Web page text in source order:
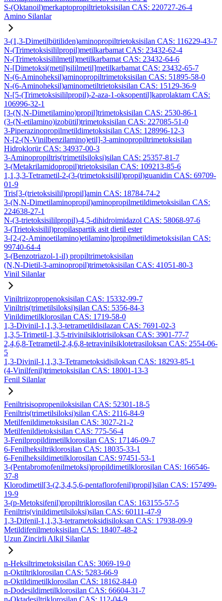
S-(Oktanoil)merkaptopropiltrietoksisilan CAS: 220727-26-4
Amino Silanlar
3-(1,3-Dimetilbütiliden)aminopropiltrietoksisilan CAS: 116229-43-7
N-(Trimetoksisililpropil)metilkarbamat CAS: 23432-62-4
N-(Trimetoksisililmetil)metilkarbamat CAS: 23432-64-6
N-[Dimetoksi(metil)sililmetil]metilkarbamat CAS: 23432-65-7
N-(6-Aminoheksil)aminopropiltrimetoksisilan CAS: 51895-58-0
N-(6-Aminoheksil)aminometiltrietoksisilan CAS: 15129-36-9
N-[5-(Trimetoksisililpropil)-2-aza-1-oksopentil]kaprolaktam CAS:
106996-32-1
[3-(N,N-Dimetilamino)propil]trimetoksisilan CAS: 2530-86-1
(3-(N-etilamino)izobütil)trimetoksisilan CAS: 227085-51-0
3-Piperazinopropilmetildimetoksisilan CAS: 128996-12-3
N-[2-(N-Vinilbenzilamino)etil]-3-aminopropiltrimetoksisilan
Hidroklorür CAS: 34937-00-3
3-Aminopropiltris(trimetilsiloksi)silan CAS: 25357-81-7
3-(Metakrilamidopropil)trietoksisilan CAS: 109213-85-6
1,1,3,3-Tetrametil-2-(3-(trimetoksisilil)propil)guanidin CAS: 69709-
01-9
Tris[3-(trietoksisilil)propil]amin CAS: 18784-74-2
3-(N,N-Dimetilaminopropil)aminopropilmetildimetoksisilan CAS:
224638-27-1
N-(3-trietoksisililpropil)-4,5-dihidroimidazol CAS: 58068-97-6
3-(Trietoksisilil)propilaspartik asit dietil ester
3-[2-(2-Aminoetilamino)etilamino]propilmetildimetoksisilan CAS:
99740-64-4
3-(Benzotriazol-1-il) propiltrimetoksisilan
(N,N-Dietil-3-aminopropil)trimetoksisilan CAS: 41051-80-3
Vinil Silanlar
Viniltriizopropenoksisilan CAS: 15332-99-7
Viniltris(trimetilsiloksi)silan CAS: 5356-84-3
Vinildimetilklorosilan CAS: 1719-58-0
1,3-Divinil-1,1,3,3-tetrametildisilazan CAS: 7691-02-3
1,3,5-Trimetil-1,3,5-trivinilsiklotrisiloksan CAS: 3901-77-7
2,4,6,8-Tetrametil-2,4,6,8-tetravinilsiklotetrasiloksan CAS: 2554-06-
5
1,3-Divinil-1,1,3,3-Tetrametoksidisiloksan CAS: 18293-85-1
(4-Vinilfenil)trimetoksisilan CAS: 18001-13-3
Fenil Silanlar
Feniltrisisopropeniloksisilan CAS: 52301-18-5
Feniltris(trimetilsiloksi)silan CAS: 2116-84-9
Metilfenildimetoksisilan CAS: 3027-21-2
Metilfenildietoksisilan CAS: 775-56-4
3-Fenilpropildimetilklorosilan CAS: 17146-09-7
6-Fenilheksiltriklorosilan CAS: 18035-33-1
6-Fenilheksildimetilklorosilan CAS: 97451-53-1
3-(Pentabromofenilmetoksi)propildimetilklorosilan CAS: 166546-
37-8
Klorodimetil[3-(2,3,4,5,6-pentaflorofenil)propil]silan CAS: 157499-
19-9
3-(p-Metoksifenil)propiltriklorosilan CAS: 163155-57-5
Feniltris(vinildimetilsiloksi)silan CAS: 60111-47-9
1,3-Difenil-1,1,3,3-tetrametoksidisiloksan CAS: 17938-09-9
Metildifenilmetoksisilan CAS: 18407-48-2
Uzun Zincirli Alkil Silanlar
n-Heksiltrimetoksisilan CAS: 3069-19-0
n-Oktiltriklorosilan CAS: 5283-66-9
n-Oktildimetilklorosilan CAS: 18162-84-0
n-Dodesildimetilklorosilan CAS: 66604-31-7
n-Oktadesiltriklorosilan CAS: 112-04-9